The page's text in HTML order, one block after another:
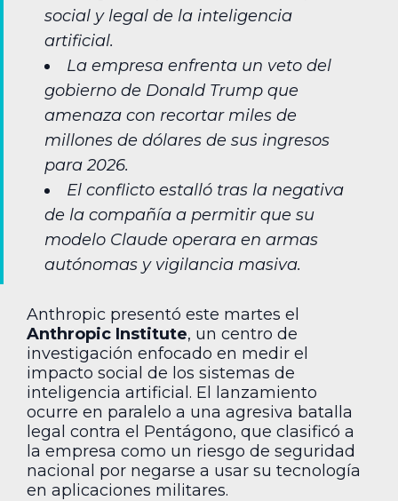
social y legal de la inteligencia
artificial.
La empresa enfrenta un veto del
gobierno de Donald Trump que
amenaza con recortar miles de
millones de dólares de sus ingresos
para 2026.
El conflicto estalló tras la negativa
de la compañía a permitir que su
modelo Claude operara en armas
autónomas y vigilancia masiva.
Anthropic presentó este martes el
Anthropic Institute, un centro de
investigación enfocado en medir el
impacto social de los sistemas de
inteligencia artificial. El lanzamiento
ocurre en paralelo a una agresiva batalla
legal contra el Pentágono, que clasificó a
la empresa como un riesgo de seguridad
nacional por negarse a usar su tecnología
en aplicaciones militares.